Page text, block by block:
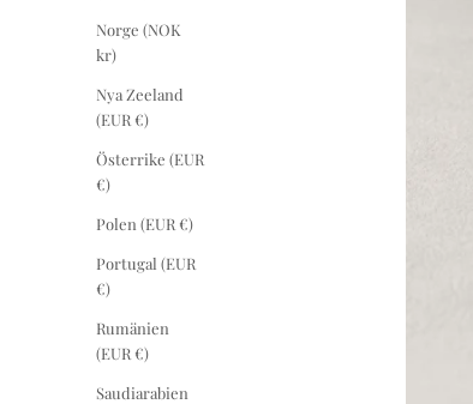
Norge (NOK
kr)
Nya Zeeland
(EUR €)
Österrike (EUR
€)
Polen (EUR €)
Portugal (EUR
€)
Rumänien
(EUR €)
Saudiarabien